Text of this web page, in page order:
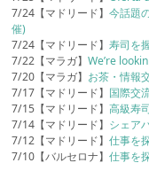
7/24【マドリード】今話題
催)
7/24【マドリード】寿司を
7/22【マラガ】We’re
7/20【マラガ】 お茶・情報
7/17【マドリード】 国際交
7/15【マドリード】高級寿
7/14【マドリード】 シェア
7/12【マドリード】仕事を
7/10【バルセロナ】仕事を